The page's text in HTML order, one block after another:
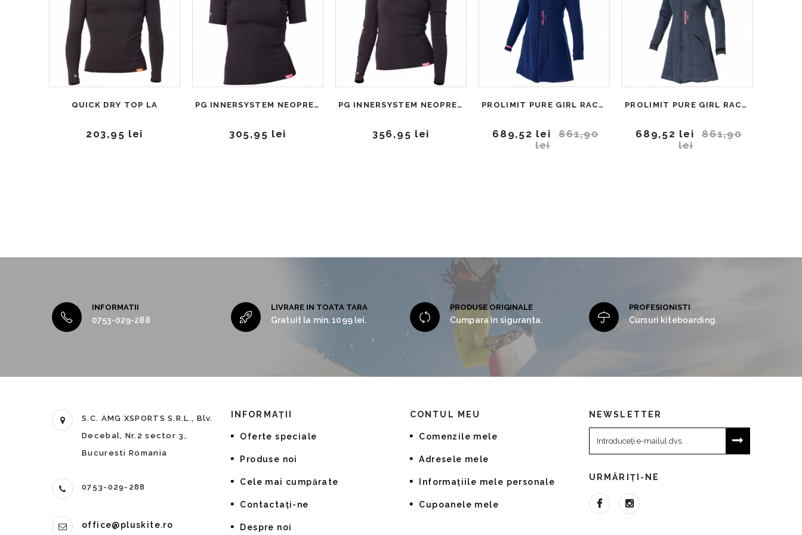
QUICK DRY TOP LA
203,95 lei
PG INNERSYSTEM NEOPRENE CHILLTOP SA
305,95 lei
PG INNERSYSTEM NEOPRENE CHILLTOP LA
356,95 lei
PROLIMIT PURE GIRL RACER JACKETA NEOPREN
689,52 lei
861,90
lei
PROLIMIT PURE GIRL RACER JACKETA NEOPREN
689,52 lei
861,90
lei
INFORMATII
0753-029-288
LIVRARE IN TOATA TARA
Gratuit la min. 1099 lei.
PRODUSE ORIGINALE
Cumpara in siguranta.
PROFESIONISTI
Cursuri kiteboarding.
S.C. AMG XSPORTS S.R.L., Blv.
Decebal, Nr.2 sector 3,
Bucuresti Romania
0753-029-288
office@pluskite.ro
INFORMAŢII
Oferte speciale
Produse noi
Cele mai cumpărate
Contactați-ne
Despre noi
CONTUL MEU
Comenzile mele
Adresele mele
Informaţiile mele personale
Cupoanele mele
NEWSLETTER
URMĂRIȚI-NE